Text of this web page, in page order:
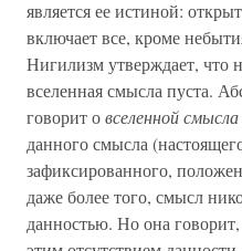
является ее истиной:
включает все, кроме
Нигилизм утверждает, что
вселенная смысла пуста.
говорит овселенной смысла
данного смысла
зафиксированного,
даже более того, смысл
данностью. Но она